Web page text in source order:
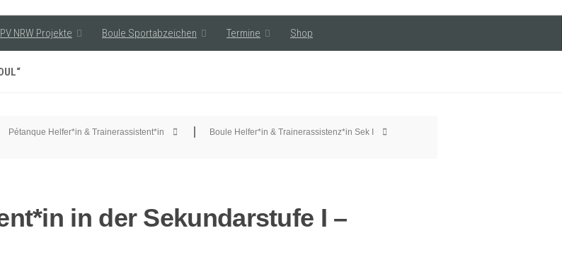
NRW Projekte Boule Sportabzeichen Termine Shop
Pétanque Helfer*in & Trainerassistent*in Boule Helfer*in & Trainerassistenz*in Sek I
in der Sekundarstufe I –